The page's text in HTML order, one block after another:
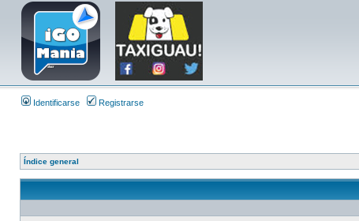
Identificarse Registrarse
Índice general